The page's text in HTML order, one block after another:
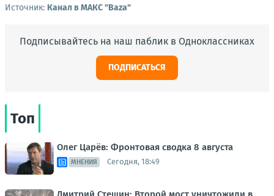
Источник: Канал в МАКС "Baza"
Подписывайтесь на наш паблик в Одноклассниках
ПОДПИСАТЬСЯ
Топ
Олег Царёв: Фронтовая сводка 8 августа
МНЕНИЯ Сегодня, 18:49